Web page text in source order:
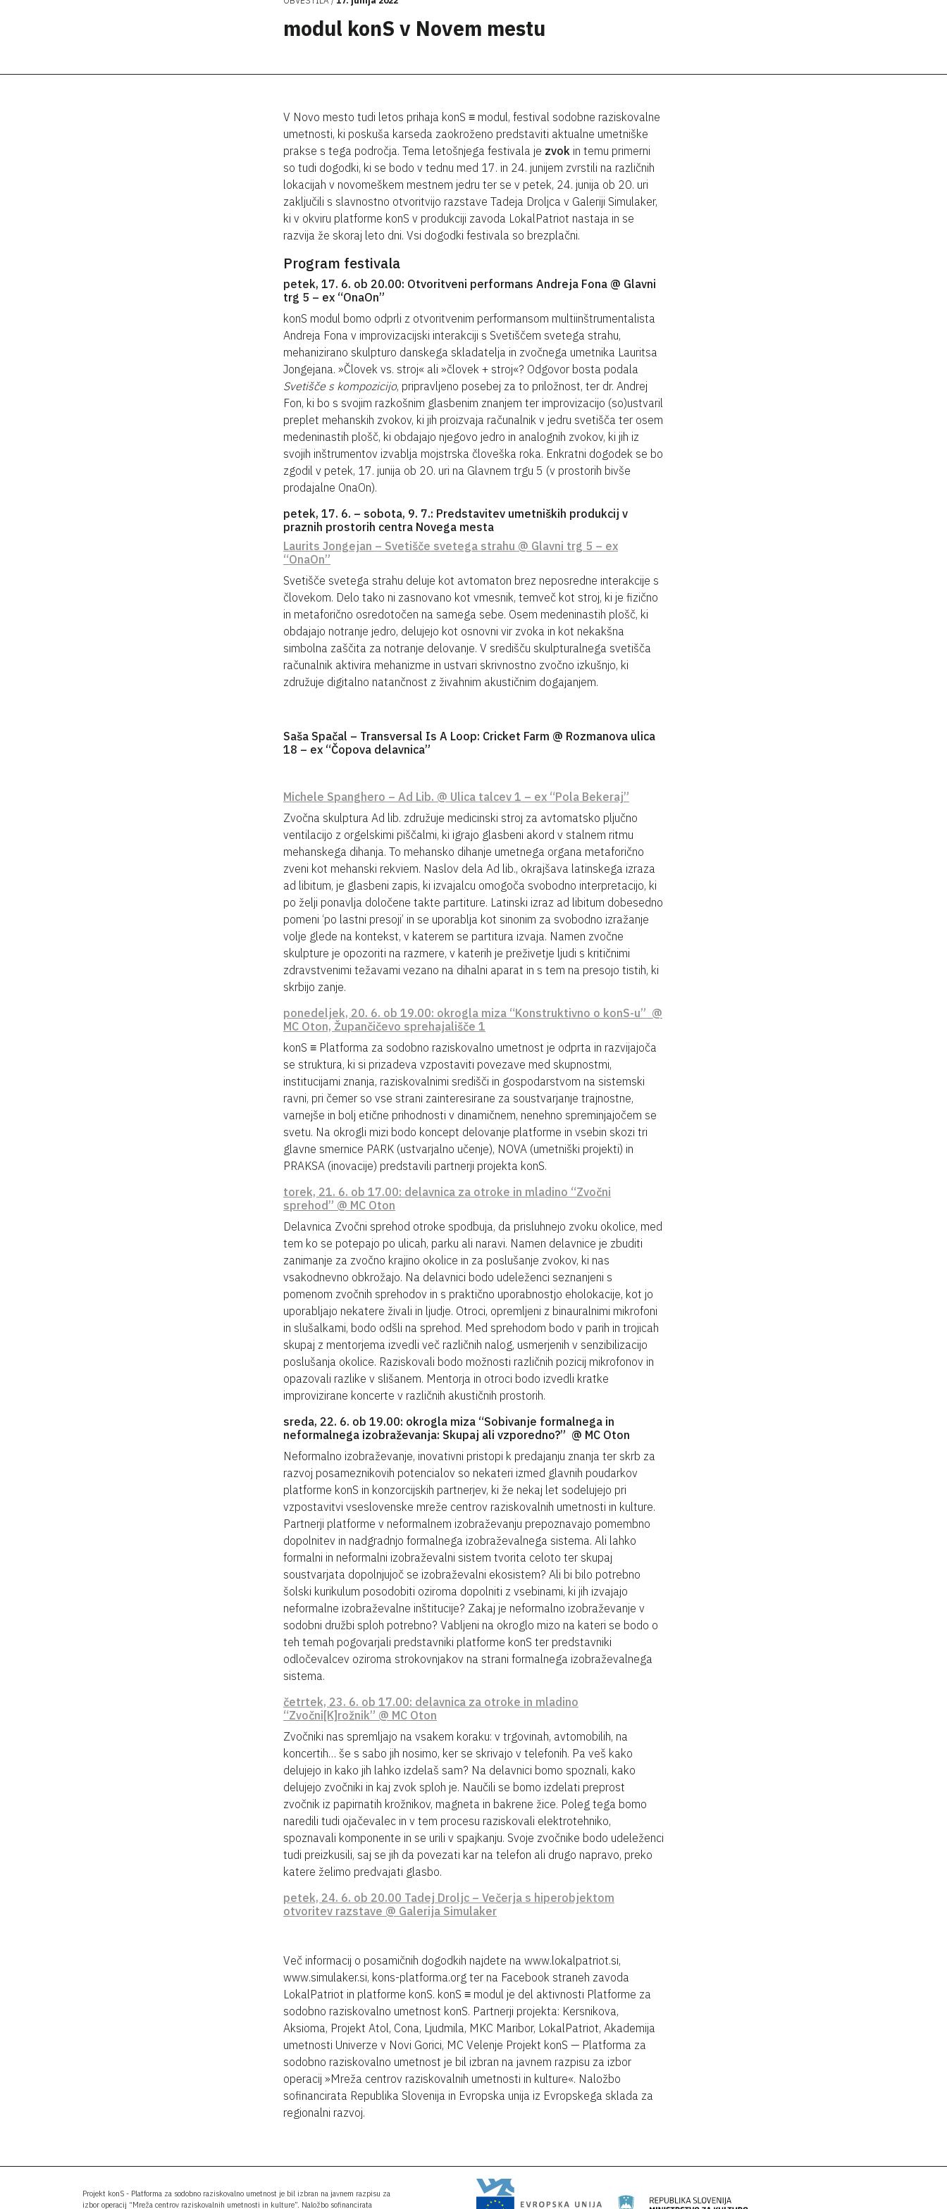
modul konS v Novem mestu
V Novo mesto tudi letos prihaja konS ≡ modul, festival sodobne raziskovalne
umetnosti, ki poskuša karseda zaokroženo predstaviti aktualne umetniške
prakse s tega področja. Tema letošnjega festivala je zvok in temu primerni
so tudi dogodki, ki se bodo v tednu med 17. in 24. junijem zvrstili na različnih
lokacijah v novomeškem mestnem jedru ter se v petek, 24. junija ob 20. uri
zaključili s slavnostno otvoritvijo razstave Tadeja Droljca v Galeriji Simulaker,
ki v okviru platforme konS v produkciji zavoda LokalPatriot nastaja in se
razvija že skoraj leto dni. Vsi dogodki festivala so brezplačni.
Program festivala
petek, 17. 6. ob 20.00: Otvoritveni performans Andreja Fona @ Glavni
trg 5 – ex “OnaOn”
konS modul bomo odprli z otvoritvenim performansom multiinštrumentalista
Andreja Fona v improvizacijski interakciji s Svetiščem svetega strahu,
mehanizirano skulpturo danskega skladatelja in zvočnega umetnika Lauritsa
Jongejana. »Človek vs. stroj« ali »človek + stroj«? Odgovor bosta podala
Svetišče s kompozicijo, pripravljeno posebej za to priložnost, ter dr. Andrej
Fon, ki bo s svojim razkošnim glasbenim znanjem ter improvizacijo (so)ustvaril
preplet mehanskih zvokov, ki jih proizvaja računalnik v jedru svetišča ter osem
medeninastih plošč, ki obdajajo njegovo jedro in analognih zvokov, ki jih iz
svojih inštrumentov izvablja mojstrska človeška roka. Enkratni dogodek se bo
zgodil v petek, 17. junija ob 20. uri na Glavnem trgu 5 (v prostorih bivše
prodajalne OnaOn).
petek, 17. 6. – sobota, 9. 7.: Predstavitev umetniških produkcij v
praznih prostorih centra Novega mesta
Laurits Jongejan – Svetišče svetega strahu @ Glavni trg 5 – ex
“OnaOn”
Svetišče svetega strahu deluje kot avtomaton brez neposredne interakcije s
človekom. Delo tako ni zasnovano kot vmesnik, temveč kot stroj, ki je fizično
in metaforično osredotočen na samega sebe. Osem medeninastih plošč, ki
obdajajo notranje jedro, delujejo kot osnovni vir zvoka in kot nekakšna
simbolna zaščita za notranje delovanje. V središču skulpturalnega svetišča
računalnik aktivira mehanizme in ustvari skrivnostno zvočno izkušnjo, ki
združuje digitalno natančnost z živahnim akustičnim dogajanjem.
Saša Spačal – Transversal Is A Loop: Cricket Farm @ Rozmanova ulica
18 – ex “Čopova delavnica”
Michele Spanghero – Ad Lib. @ Ulica talcev 1 – ex “Pola Bekeraj”
Zvočna skulptura Ad lib. združuje medicinski stroj za avtomatsko pljučno
ventilacijo z orgelskimi piščalmi, ki igrajo glasbeni akord v stalnem ritmu
mehanskega dihanja. To mehansko dihanje umetnega organa metaforično
zveni kot mehanski rekviem. Naslov dela Ad lib., okrajšava latinskega izraza
ad libitum, je glasbeni zapis, ki izvajalcu omogoča svobodno interpretacijo, ki
po želji ponavlja določene takte partiture. Latinski izraz ad libitum dobesedno
pomeni ‘po lastni presoji’ in se uporablja kot sinonim za svobodno izražanje
volje glede na kontekst, v katerem se partitura izvaja. Namen zvočne
skulpture je opozoriti na razmere, v katerih je preživetje ljudi s kritičnimi
zdravstvenimi težavami vezano na dihalni aparat in s tem na presojo tistih, ki
skrbijo zanje.
ponedeljek, 20. 6. ob 19.00: okrogla miza “Konstruktivno o konS-u” @
MC Oton, Župančičevo sprehajališče 1
konS ≡ Platforma za sodobno raziskovalno umetnost je odprta in razvijajoča
se struktura, ki si prizadeva vzpostaviti povezave med skupnostmi,
institucijami znanja, raziskovalnimi središči in gospodarstvom na sistemski
ravni, pri čemer so vse strani zainteresirane za soustvarjanje trajnostne,
varnejše in bolj etične prihodnosti v dinamičnem, nenehno spreminjajočem se
svetu. Na okrogli mizi bodo koncept delovanje platforme in vsebin skozi tri
glavne smernice PARK (ustvarjalno učenje), NOVA (umetniški projekti) in
PRAKSA (inovacije) predstavili partnerji projekta konS.
torek, 21. 6. ob 17.00: delavnica za otroke in mladino “Zvočni
sprehod” @ MC Oton
Delavnica Zvočni sprehod otroke spodbuja, da prisluhnejo zvoku okolice, med
tem ko se potepajo po ulicah, parku ali naravi. Namen delavnice je zbuditi
zanimanje za zvočno krajino okolice in za poslušanje zvokov, ki nas
vsakodnevno obkrožajo. Na delavnici bodo udeleženci seznanjeni s
pomenom zvočnih sprehodov in s praktično uporabnostjo eholokacije, kot jo
uporabljajo nekatere živali in ljudje. Otroci, opremljeni z binauralnimi mikrofoni
in slušalkami, bodo odšli na sprehod. Med sprehodom bodo v parih in trojicah
skupaj z mentorjema izvedli več različnih nalog, usmerjenih v senzibilizacijo
poslušanja okolice. Raziskovali bodo možnosti različnih pozicij mikrofonov in
opazovali razlike v slišanem. Mentorja in otroci bodo izvedli kratke
improvizirane koncerte v različnih akustičnih prostorih.
sreda, 22. 6. ob 19.00: okrogla miza “Sobivanje formalnega in
neformalnega izobraževanja: Skupaj ali vzporedno?” @ MC Oton
Neformalno izobraževanje, inovativni pristopi k predajanju znanja ter skrb za
razvoj posameznikovih potencialov so nekateri izmed glavnih poudarkov
platforme konS in konzorcijskih partnerjev, ki že nekaj let sodelujejo pri
vzpostavitvi vseslovenske mreže centrov raziskovalnih umetnosti in kulture.
Partnerji platforme v neformalnem izobraževanju prepoznavajo pomembno
dopolnitev in nadgradnjo formalnega izobraževalnega sistema. Ali lahko
formalni in neformalni izobraževalni sistem tvorita celoto ter skupaj
soustvarjata dopolnjujoč se izobraževalni ekosistem? Ali bi bilo potrebno
šolski kurikulum posodobiti oziroma dopolniti z vsebinami, ki jih izvajajo
neformalne izobraževalne inštitucije? Zakaj je neformalno izobraževanje v
sodobni družbi sploh potrebno? Vabljeni na okroglo mizo na kateri se bodo o
teh temah pogovarjali predstavniki platforme konS ter predstavniki
odločevalcev oziroma strokovnjakov na strani formalnega izobraževalnega
sistema.
četrtek, 23. 6. ob 17.00: delavnica za otroke in mladino
“Zvočni[K]rožnik” @ MC Oton
Zvočniki nas spremljajo na vsakem koraku: v trgovinah, avtomobilih, na
koncertih… še s sabo jih nosimo, ker se skrivajo v telefonih. Pa veš kako
delujejo in kako jih lahko izdelaš sam? Na delavnici bomo spoznali, kako
delujejo zvočniki in kaj zvok sploh je. Naučili se bomo izdelati preprost
zvočnik iz papirnatih krožnikov, magneta in bakrene žice. Poleg tega bomo
naredili tudi ojačevalec in v tem procesu raziskovali elektrotehniko,
spoznavali komponente in se urili v spajkanju. Svoje zvočnike bodo udeleženci
tudi preizkusili, saj se jih da povezati kar na telefon ali drugo napravo, preko
katere želimo predvajati glasbo.
petek, 24. 6. ob 20.00 Tadej Droljc – Večerja s hiperobjektom
otvoritev razstave @ Galerija Simulaker
Več informacij o posamičnih dogodkih najdete na www.lokalpatriot.si,
www.simulaker.si, kons-platforma.org ter na Facebook straneh zavoda
LokalPatriot in platforme konS. konS ≡ modul je del aktivnosti Platforme za
sodobno raziskovalno umetnost konS. Partnerji projekta: Kersnikova,
Aksioma, Projekt Atol, Cona, Ljudmila, MKC Maribor, LokalPatriot, Akademija
umetnosti Univerze v Novi Gorici, MC Velenje Projekt konS — Platforma za
sodobno raziskovalno umetnost je bil izbran na javnem razpisu za izbor
operacij »Mreža centrov raziskovalnih umetnosti in kulture«. Naložbo
sofinancirata Republika Slovenija in Evropska unija iz Evropskega sklada za
regionalni razvoj.
Projekt konS - Platforma za sodobno raziskovalno umetnost je bil izbran na javnem razpisu za
izbor operacij “Mreža centrov raziskovalnih umetnosti in kulture”. Naložbo sofinancirata